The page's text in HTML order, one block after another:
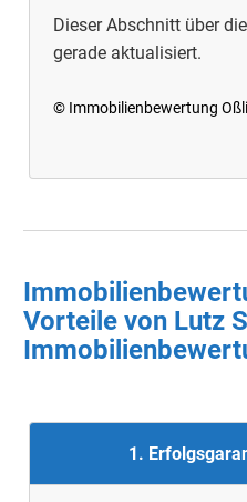
Dieser Abschnitt über die
gerade aktualisiert.
© Immobilienbewertung
Vorteile von Lutz
1.